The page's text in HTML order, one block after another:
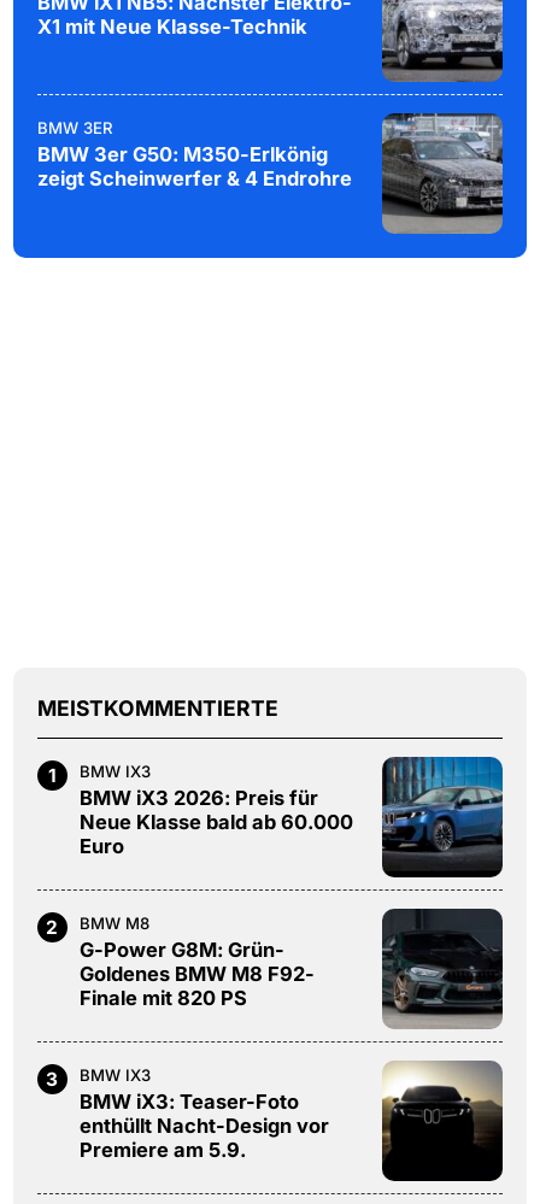
X1 mit Neue Klasse-Technik
BMW 3ER
BMW 3er G50: M350-Erlkönig
zeigt Scheinwerfer & 4 Endrohre
MEISTKOMMENTIERTE
1 BMW IX3
BMW iX3 2026: Preis für
Neue Klasse bald ab 60.000
Euro
2 BMW M8
G-Power G8M: Grün-
Goldenes BMW M8 F92-
Finale mit 820 PS
3 BMW IX3
BMW iX3: Teaser-Foto
enthüllt Nacht-Design vor
Premiere am 5.9.